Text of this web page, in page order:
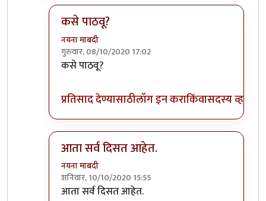
कसे पाठवू?
नयना माबदी
गुरुवार, 08/10/2020 17:02
In reply to
कसे पाठवू?
प्रतिसाद देण्यासाठीलॉग इन कराकिंवासदस्य व्हा
आता सर्व दिसत आहेत.
नयना माबदी
शनिवार, 10/10/2020 15:55
In reply to@ नयना माबदी : फोटोजचा झोले
आता सर्व दिसत आहेत.